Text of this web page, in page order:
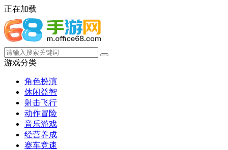
正在加载
游戏分类
角色扮演
休闲益智
射击飞行
动作冒险
音乐游戏
经营养成
赛车竞速